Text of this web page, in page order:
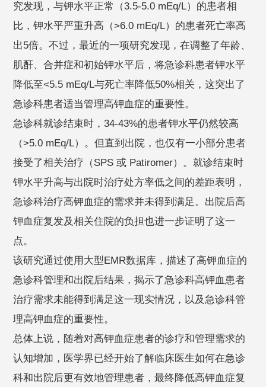
究发现，与钾水平正常（3.5-5.0 mEq/L）的患者相
比，钾水平严重升高（>6.0 mEq/L）的患者死亡率高
出5倍。不过，最近的一项研究发现，在调整了年龄、
肌酐、合并症和初始钾水平后，将急诊科患者钾水平
降低至<5.5 mEq/L与死亡率降低50%相关，这突出了
急诊科患者适当管理高钾血症的重要性。
急诊科就诊结束时，34-43%的患者钾水平仍然较高
（>5.0 mEq/L）。但直到出院，也仅有一小部分患者
接受了相关治疗（SPS 或 Patiromer）。就诊结束时
钾水平升高与出院时治疗处方率低之间的差距表明，
急诊科治疗高钾血症的需求并未得到满足。出院后高
钾血症复发及相关住院的负担也进一步证明了这一
点。
该研究通过使用大型EMR数据库，描述了高钾血症的
急诊科管理和出院后结果，揭示了急诊科高钾血患者
治疗需求未能得到满足这一现实情况，以及急诊科管
理高钾血症的重要性。
总体上说，随着对高钾血症患者的诊疗和管理需求的
认知增加，医学界已经开始了解临床医生如何在急诊
科和出院后更有效地管理患者，最终降低高钾血症复